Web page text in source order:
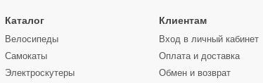
Каталог
Велосипеды
Самокаты
Электроскутеры
Клиентам
Вход в личный кабинет
Оплата и доставка
Обмен и возврат